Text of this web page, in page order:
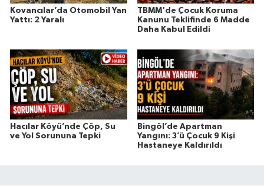
Kovancılar’da Otomobil Yan
Yattı: 2 Yaralı
TBMM'de Çocuk Koruma
Kanunu Teklifinde 6 Madde
Daha Kabul Edildi
Hacılar Köyü’nde Çöp, Su
ve Yol Sorununa Tepki
Bingöl’de Apartman
Yangını: 3’ü Çocuk 9 Kişi
Hastaneye Kaldırıldı